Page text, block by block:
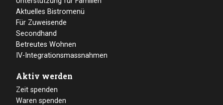
Aktuelles Bistromenü
Für Zuweisende
Secondhand
Betreutes Wohnen
IV-Integrationsmassnahmen
Aktiv werden
Zeit spenden
Waren spenden